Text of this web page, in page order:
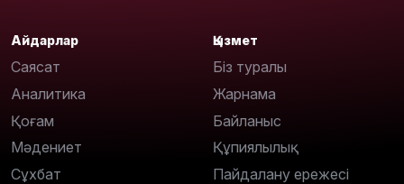
Айдарлар
Саясат
Аналитика
Қоғам
Мәдениет
Сұхбат
Қызмет
Біз туралы
Жарнама
Байланыс
Құпиялылық
Пайдалану ережесі